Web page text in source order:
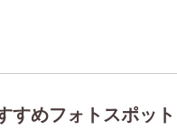
すめフォトスポット